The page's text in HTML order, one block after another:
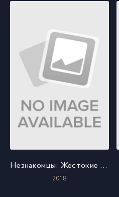
Незнакомцы: Жестокие игры
2018